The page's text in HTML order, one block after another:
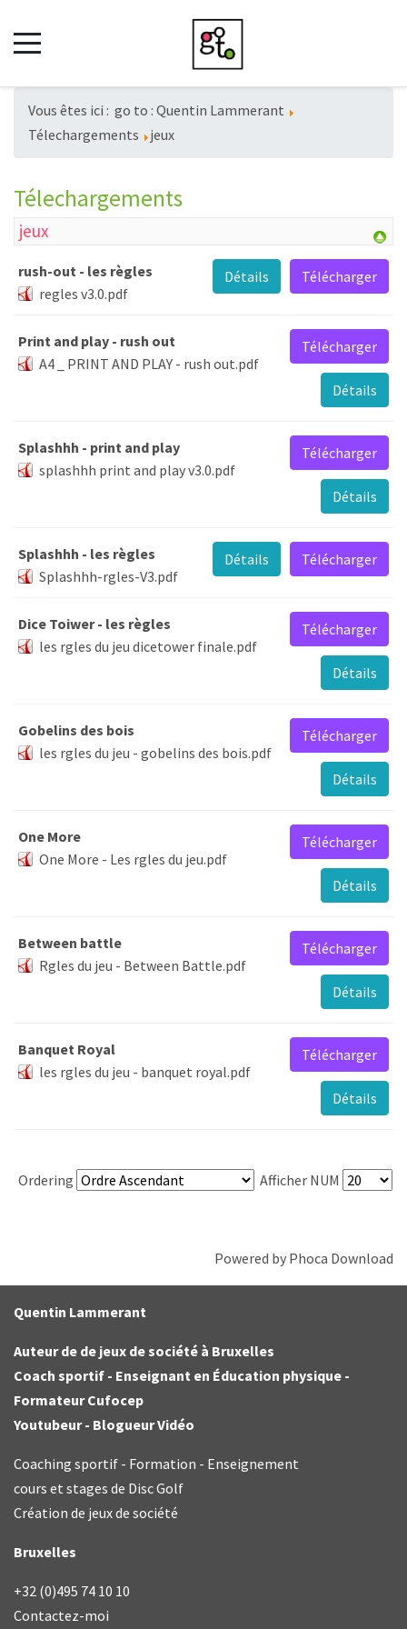
Vous êtes ici : go to : Quentin Lammerant
Télechargements
jeux
Télechargements
jeux
rush-out - les règles
regles v3.0.pdf
Télécharger
Détails
Print and play - rush out
A4 _ PRINT AND PLAY - rush out.pdf
Télécharger
Détails
Splashhh - print and play
splashhh print and play v3.0.pdf
Télécharger
Détails
Splashhh - les règles
Splashhh-rgles-V3.pdf
Télécharger
Détails
Dice Toiwer - les règles
les rgles du jeu dicetower finale.pdf
Télécharger
Détails
Gobelins des bois
les rgles du jeu - gobelins des bois.pdf
Télécharger
Détails
One More
One More - Les rgles du jeu.pdf
Télécharger
Détails
Between battle
Rgles du jeu - Between Battle.pdf
Télécharger
Détails
Banquet Royal
les rgles du jeu - banquet royal.pdf
Télécharger
Détails
Ordering Afficher NUM
Powered by Phoca Download
Quentin Lammerant
Auteur de de jeux de société à Bruxelles
Coach sportif - Enseignant en Éducation physique -
Formateur Cufocep
Youtubeur - Blogueur Vidéo
Coaching sportif - Formation - Enseignement
cours et stages de Disc Golf
Création de jeux de société
Bruxelles
+32 (0)495 74 10 10
Contactez-moi